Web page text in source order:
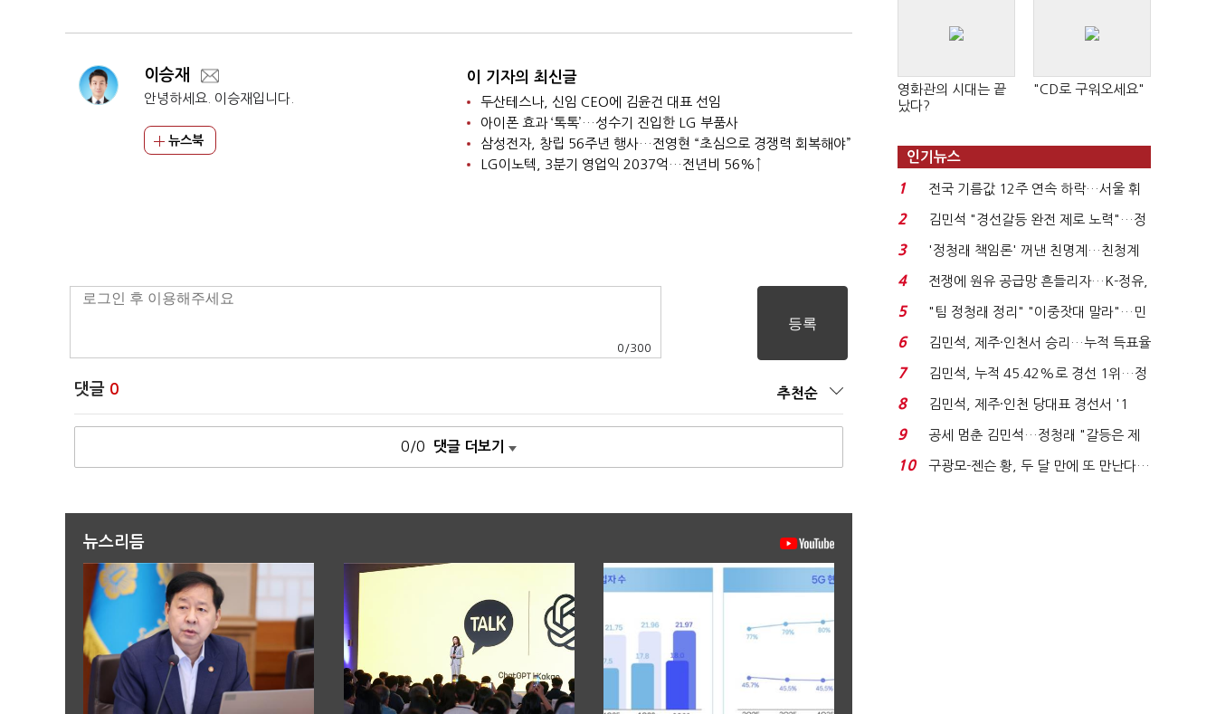
이승재
안녕하세요. 이승재입니다.
뉴스북
이 기자의 최신글
두산테스나, 신임 CEO에 김윤건 대표 선임
아이폰 효과 ‘톡톡’…성수기 진입한 LG 부품사
삼성전자, 창립 56주년 행사…전영현 “초심으로 경쟁력 회복해야”
LG이노텍, 3분기 영업익 2037억…전년비 56%↑
0 /300
댓글 0 추천순
0/0 댓글 더보기
뉴스리듬
영화관의 시대는 끝
났다?
"CD로 구워오세요"
인기뉴스
1
전국 기름값 12주 연속 하락…서울 휘
발윳값 1909원...
2
김민석 "경선갈등 완전 제로 노력"…정
청래 "반명 공세 사...
3
'정청래 책임론' 꺼낸 친명계…친청계
는 추가투표 때리기...
4
전쟁에 원유 공급망 흔들리자…K-정유,
에너지안보 핵심...
5
"팀 정청래 정리" "이중잣대 말라"…민
주 최고위원 계파 다...
6
김민석, 제주·인천서 승리…누적 득표율
'1위 탈환'(종합)...
7
김민석, 누적 45.42%로 경선 1위…정
청래와 격차 0.86%p(...
8
김민석, 제주·인천 당대표 경선서 '1
위'(1보)...
9
공세 멈춘 김민석…정청래 "갈등은 제
가 수습"
10
구광모-젠슨 황, 두 달 만에 또 만난다…